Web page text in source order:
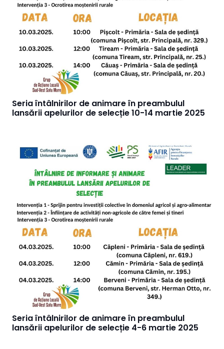
Seria întâlnirilor de animare în preambulul
lansării apelurilor de selecție 10-14 martie 2025
Seria întâlnirilor de animare în preambulul
lansării apelurilor de selecție 4-6 martie 2025